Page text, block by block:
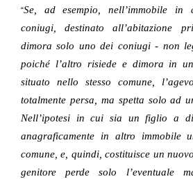
“Se, ad esempio, nell’immobile in
coniugi, destinato all’abitazione
dimora solo uno dei coniugi - non
poiché l’altro risiede e dimora in
situato nello stesso comune,
totalmente persa, ma spetta solo ad
Nell’ipotesi in cui sia un figlio a
anagraficamente in altro immobile
comune, e, quindi, costituisce un
genitore perde solo l’eventuale